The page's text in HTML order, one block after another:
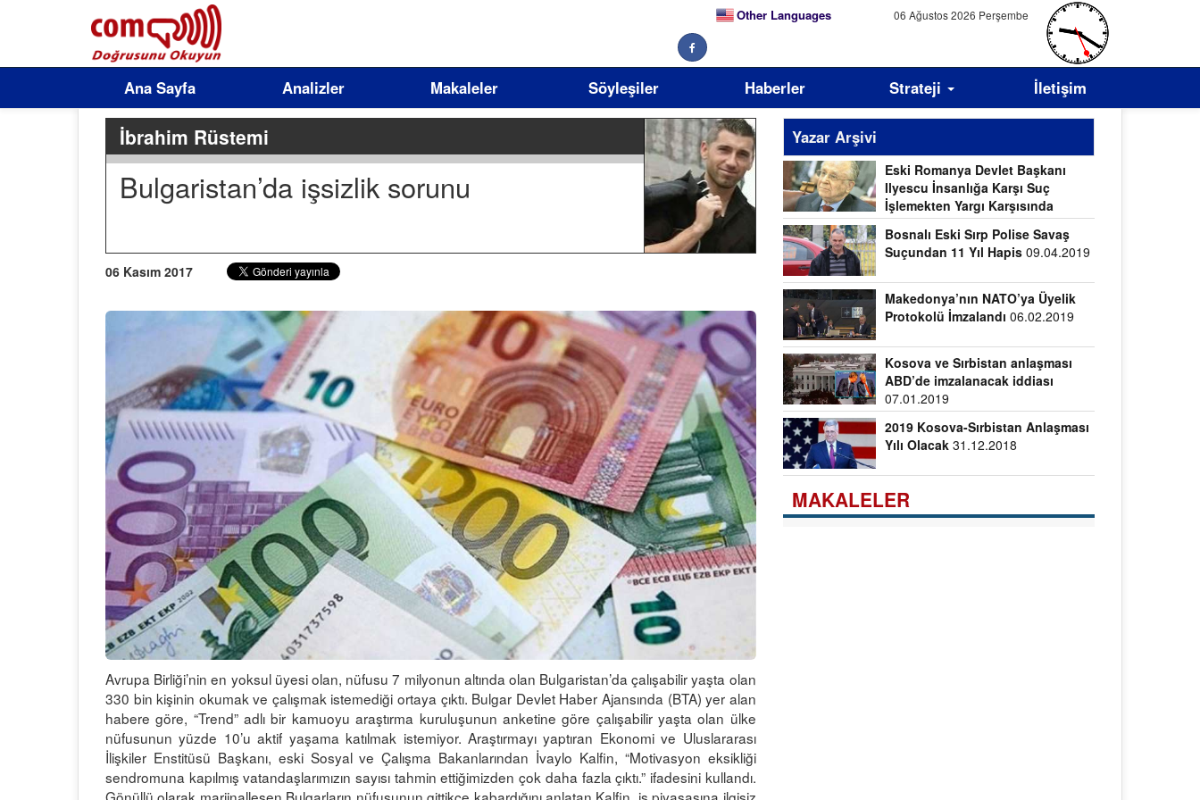
06 Ağustos 2026 Perşembe
Other Languages
Ana Sayfa Analizler Makaleler Söyleşiler Haberler Strateji İletişim
İbrahim Rüstemi
Bulgaristan’da işsizlik sorunu
06 Kasım 2017
Avrupa Birliği’nin en yoksul üyesi olan, nüfusu 7 milyonun altında olan Bulgaristan’da çalışabilir yaşta olan
330 bin kişinin okumak ve çalışmak istemediği ortaya çıktı. Bulgar Devlet Haber Ajansında (BTA) yer alan
habere göre, “Trend” adlı bir kamuoyu araştırma kuruluşunun anketine göre çalışabilir yaşta olan ülke
nüfusunun yüzde 10’u aktif yaşama katılmak istemiyor. Araştırmayı yaptıran Ekonomi ve Uluslararası
İlişkiler Enstitüsü Başkanı, eski Sosyal ve Çalışma Bakanlarından İvaylo Kalfin, “Motivasyon eksikliği
sendromuna kapılmış vatandaşlarımızın sayısı tahmin ettiğimizden çok daha fazla çıktı.” ifadesini kullandı.
Yazar Arşivi
Eski Romanya Devlet Başkanı
Ilyescu İnsanlığa Karşı Suç
İşlemekten Yargı Karşısında
10.04.2019
Bosnalı Eski Sırp Polise Savaş
Suçundan 11 Yıl Hapis 09.04.2019
Makedonya’nın NATO’ya Üyelik
Protokolü İmzalandı 06.02.2019
Kosova ve Sırbistan anlaşması
ABD’de imzalanacak iddiası
07.01.2019
2019 Kosova-Sırbistan Anlaşması
Yılı Olacak 31.12.2018
MAKALELER